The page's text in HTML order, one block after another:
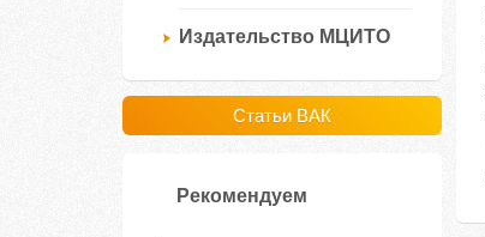
Издательство МЦИТО
Статьи ВАК
Рекомендуем